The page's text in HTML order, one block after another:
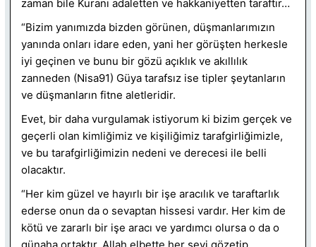
zaman bile Kuranı adaletten ve hakkaniyetten taraftır…
“Bizim yanımızda bizden görünen, düşmanlarımızın
yanında onları idare eden, yani her görüşten herkesle
iyi geçinen ve bunu bir gözü açıklık ve akıllılık
zanneden (Nisa91) Güya tarafsız ise tipler şeytanların
ve düşmanların fitne aletleridir.
Evet, bir daha vurgulamak istiyorum ki bizim gerçek ve
geçerli olan kimliğimiz ve kişiliğimiz tarafgirliğimizle,
ve bu tarafgirliğimizin nedeni ve derecesi ile belli
olacaktır.
“Her kim güzel ve hayırlı bir işe aracılık ve taraftarlık
ederse onun da o sevaptan hissesi vardır. Her kim de
kötü ve zararlı bir işe aracı ve yardımcı olursa o da o